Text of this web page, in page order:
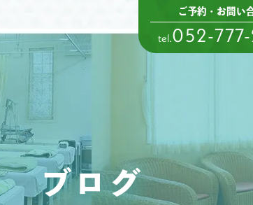
ご予約・お問い
tel.052-
ブログ